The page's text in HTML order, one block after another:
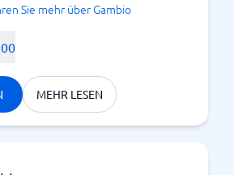
Sie mehr über Gambio
MEHR LESEN